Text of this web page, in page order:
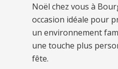
Noël chez vous à
occasion idéale pour
un environnement
une touche plus
fête.